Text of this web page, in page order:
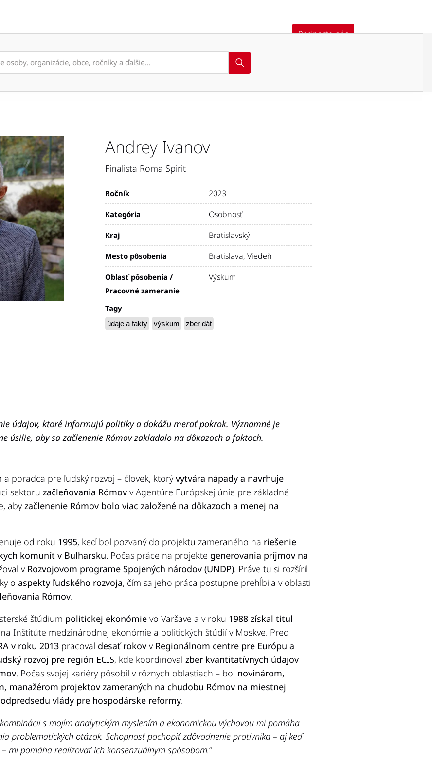
Podporte nás
Andrey Ivanov
Finalista Roma Spirit
Ročník 2023
Kategória Osobnosť
Kraj Bratislavský
Mesto pôsobenia Bratislava, Viedeň
Oblasť pôsobenia /
Pracovné zameranie
Výskum
Tagy
údaje a fakty výskum zber dát
údajov, ktoré informujú politiky a dokážu merať pokrok. Významné je
úsilie, aby sa začlenenie Rómov zakladalo na dôkazoch a faktoch.
a poradca pre ľudský rozvoj – človek, ktorývytvára nápady a navrhuje
sektoru začleňovania Rómov v Agentúre Európskej únie pre základné
abyzačlenenie Rómov bolo viac založené na dôkazoch a menej na
od roku 1995, keď bol pozvaný do projektu zameraného na riešenie
komunít v Bulharsku. Počas práce na projekte generovania príjmov na
v Rozvojovom programe Spojených národov (UNDP). Práve tu si rozšíril
o aspekty ľudského rozvoja, čím sa jeho práca postupne prehĺbila v oblasti
Rómov.
štúdium politickej ekonómie vo Varšave a v roku 1988 získal titul
na Inštitúte medzinárodnej ekonómie a politických štúdií v Moskve. Pred
v roku 2013 pracoval desať rokov v Regionálnom centre pre Európu a
rozvoj pre región ECIS, kde koordinoval zber kvantitatívnych údajov
. Počas svojej kariéry pôsobil v rôznych oblastiach – bol novinárom,
manažérom projektov zameraných na chudobu Rómov na miestnej
vlády pre hospodárske reformy.
s mojím analytickým myslením a ekonomickou výchovou mi pomáha
problematických otázok. Schopnosť pochopiť zdôvodnenie protivníka – aj keď
mi pomáha realizovať ich konsenzuálnym spôsobom.“